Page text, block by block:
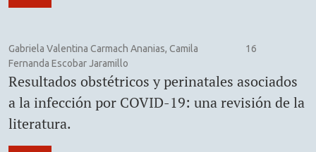
Gabriela Valentina Carmach Ananias, Camila
Fernanda Escobar Jaramillo
16
Resultados obstétricos y perinatales asociados
a la infección por COVID-19: una revisión de la
literatura.